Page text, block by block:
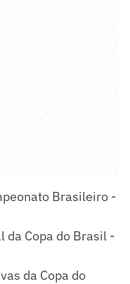
Brasileiro -
da Copa do Brasil -
da Copa do